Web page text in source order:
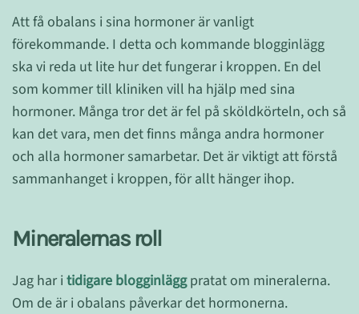
Att få obalans i sina hormoner är vanligt
förekommande. I detta och kommande blogginlägg
ska vi reda ut lite hur det fungerar i kroppen. En del
som kommer till kliniken vill ha hjälp med sina
hormoner. Många tror det är fel på sköldkörteln, och så
kan det vara, men det finns många andra hormoner
och alla hormoner samarbetar. Det är viktigt att förstå
sammanhanget i kroppen, för allt hänger ihop.
Mineralernas roll
Jag har i tidigare blogginlägg pratat om mineralerna.
Om de är i obalans påverkar det hormonerna.